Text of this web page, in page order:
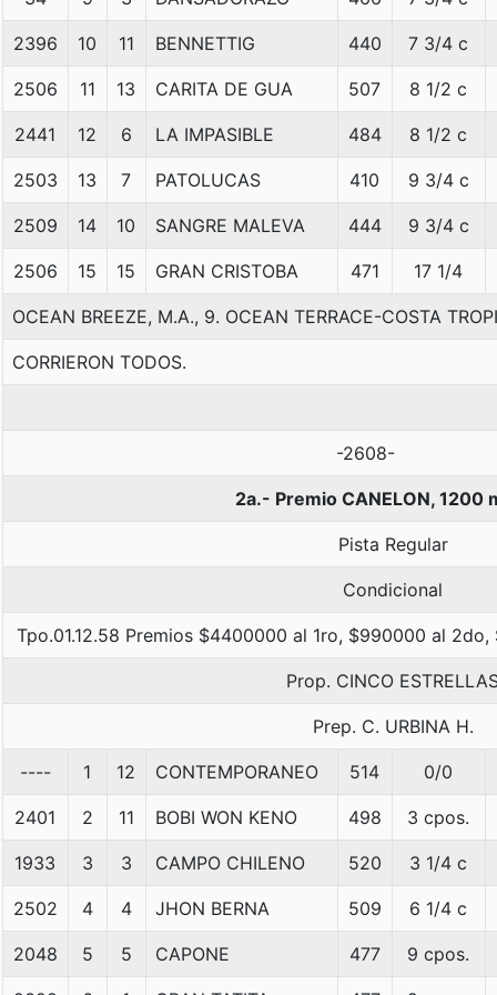
2396 10 11 BENNETTIG 440 7 3/4 c
2506 11 13 CARITA DE GUA 507 8 1/2 c
2441 12 6 LA IMPASIBLE 484 8 1/2 c
2503 13 7 PATOLUCAS 410 9 3/4 c
2509 14 10 SANGRE MALEVA 444 9 3/4 c
2506 15 15 GRAN CRISTOBA 471 17 1/4
OCEAN BREEZE, M.A., 9. OCEAN TERRACE-COSTA
CORRIERON TODOS.
-2608-
2a.- Premio CANELON, 1200
Pista Regular
Condicional
Tpo.01.12.58 Premios $4400000 al 1ro, $990000 al
Prop. CINCO
Prep. C. URBINA H.
---- 1 12 CONTEMPORANEO 514 0/0
2401 2 11 BOBI WON KENO 498 3 cpos.
1933 3 3 CAMPO CHILENO 520 3 1/4 c
2502 4 4 JHON BERNA 509 6 1/4 c
2048 5 5 CAPONE 477 9 cpos.